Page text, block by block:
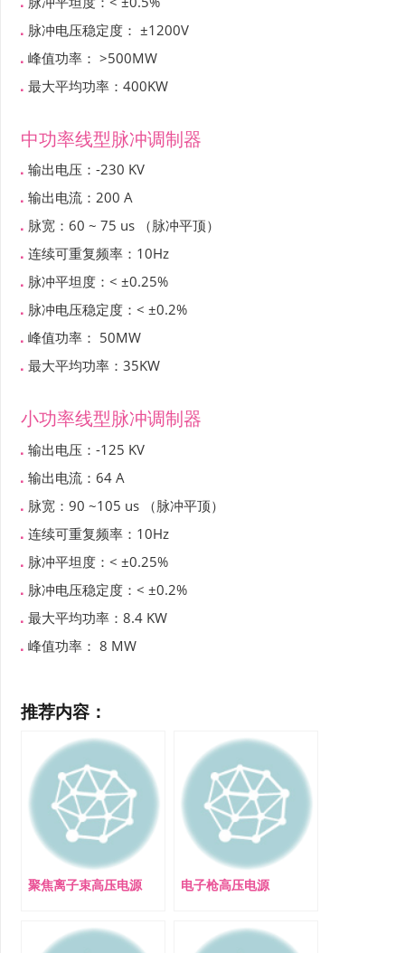
脉冲电压稳定度： ±1200V
峰值功率： >500MW
最大平均功率：400KW
中功率线型脉冲调制器
输出电压：-230 KV
输出电流：200 A
脉宽：60 ~ 75 us （脉冲平顶）
连续可重复频率：10Hz
脉冲平坦度：< ±0.25%
脉冲电压稳定度：< ±0.2%
峰值功率： 50MW
最大平均功率：35KW
小功率线型脉冲调制器
输出电压：-125 KV
输出电流：64 A
脉宽：90 ~105 us （脉冲平顶）
连续可重复频率：10Hz
脉冲平坦度：< ±0.25%
脉冲电压稳定度：< ±0.2%
最大平均功率：8.4 KW
峰值功率： 8 MW
推荐内容：
聚焦离子束高压电源 电子枪高压电源